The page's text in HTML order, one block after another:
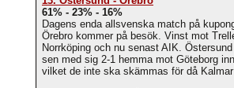
61% - 23% - 16%
Dagens enda allsvenska match på
Örebro kommer på besök. Vinst mot
Norrköping och nu senast AIK.
sen med sig 2-1 hemma mot Göteborg
vilket de inte ska skämmas för då